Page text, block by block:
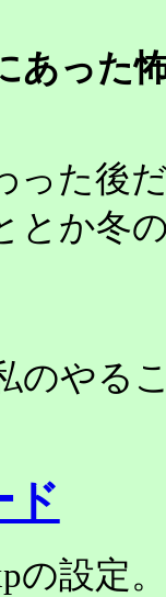
あった
った後
とか冬
のやる
ド
の設定